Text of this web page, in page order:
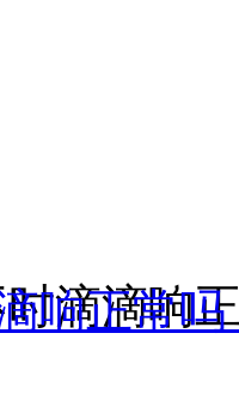
滴滴响
响正常